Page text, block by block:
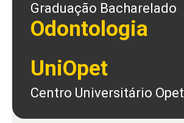
Graduação Bacharelado
Odontologia
UniOpet
Centro Universitário Opet